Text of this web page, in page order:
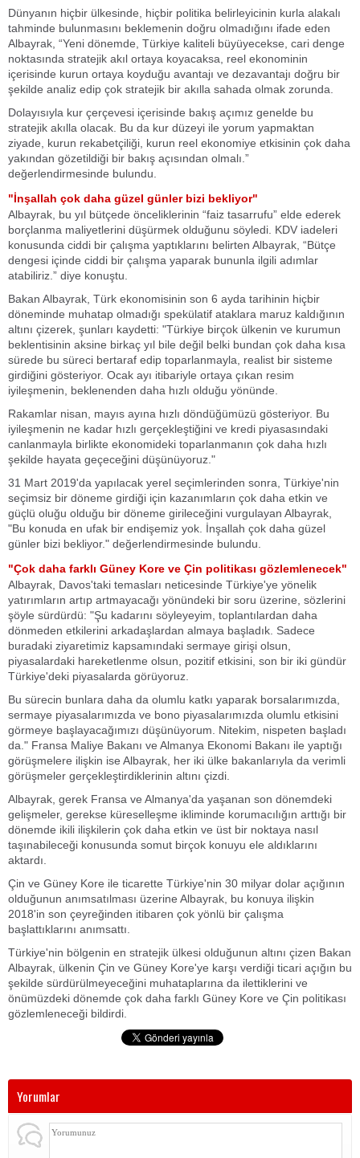
Dünyanın hiçbir ülkesinde, hiçbir politika belirleyicinin kurla alakalı
tahminde bulunmasını beklemenin doğru olmadığını ifade eden
Albayrak, “Yeni dönemde, Türkiye kaliteli büyüyecekse, cari denge
noktasında stratejik akıl ortaya koyacaksa, reel ekonominin
içerisinde kurun ortaya koyduğu avantajı ve dezavantajı doğru bir
şekilde analiz edip çok stratejik bir akılla sahada olmak zorunda.
Dolayısıyla kur çerçevesi içerisinde bakış açımız genelde bu
stratejik akılla olacak. Bu da kur düzeyi ile yorum yapmaktan
ziyade, kurun rekabetçiliği, kurun reel ekonomiye etkisinin çok daha
yakından gözetildiği bir bakış açısından olmalı.”
değerlendirmesinde bulundu.
"İnşallah çok daha güzel günler bizi bekliyor"
Albayrak, bu yıl bütçede önceliklerinin “faiz tasarrufu” elde ederek
borçlanma maliyetlerini düşürmek olduğunu söyledi. KDV iadeleri
konusunda ciddi bir çalışma yaptıklarını belirten Albayrak, “Bütçe
dengesi içinde ciddi bir çalışma yaparak bununla ilgili adımlar
atabiliriz.” diye konuştu.
Bakan Albayrak, Türk ekonomisinin son 6 ayda tarihinin hiçbir
döneminde muhatap olmadığı spekülatif ataklara maruz kaldığının
altını çizerek, şunları kaydetti: "Türkiye birçok ülkenin ve kurumun
beklentisinin aksine birkaç yıl bile değil belki bundan çok daha kısa
sürede bu süreci bertaraf edip toparlanmayla, realist bir sisteme
girdiğini gösteriyor. Ocak ayı itibariyle ortaya çıkan resim
iyileşmenin, beklenenden daha hızlı olduğu yönünde.
Rakamlar nisan, mayıs ayına hızlı döndüğümüzü gösteriyor. Bu
iyileşmenin ne kadar hızlı gerçekleştiğini ve kredi piyasasındaki
canlanmayla birlikte ekonomideki toparlanmanın çok daha hızlı
şekilde hayata geçeceğini düşünüyoruz."
31 Mart 2019'da yapılacak yerel seçimlerinden sonra, Türkiye'nin
seçimsiz bir döneme girdiği için kazanımların çok daha etkin ve
güçlü oluğu olduğu bir döneme girileceğini vurgulayan Albayrak,
"Bu konuda en ufak bir endişemiz yok. İnşallah çok daha güzel
günler bizi bekliyor." değerlendirmesinde bulundu.
"Çok daha farklı Güney Kore ve Çin politikası gözlemlenecek"
Albayrak, Davos'taki temasları neticesinde Türkiye'ye yönelik
yatırımların artıp artmayacağı yönündeki bir soru üzerine, sözlerini
şöyle sürdürdü: "Şu kadarını söyleyeyim, toplantılardan daha
dönmeden etkilerini arkadaşlardan almaya başladık. Sadece
buradaki ziyaretimiz kapsamındaki sermaye girişi olsun,
piyasalardaki hareketlenme olsun, pozitif etkisini, son bir iki gündür
Türkiye'deki piyasalarda görüyoruz.
Bu sürecin bunlara daha da olumlu katkı yaparak borsalarımızda,
sermaye piyasalarımızda ve bono piyasalarımızda olumlu etkisini
görmeye başlayacağımızı düşünüyorum. Nitekim, nispeten başladı
da." Fransa Maliye Bakanı ve Almanya Ekonomi Bakanı ile yaptığı
görüşmelere ilişkin ise Albayrak, her iki ülke bakanlarıyla da verimli
görüşmeler gerçekleştirdiklerinin altını çizdi.
Albayrak, gerek Fransa ve Almanya'da yaşanan son dönemdeki
gelişmeler, gerekse küreselleşme ikliminde korumacılığın arttığı bir
dönemde ikili ilişkilerin çok daha etkin ve üst bir noktaya nasıl
taşınabileceği konusunda somut birçok konuyu ele aldıklarını
aktardı.
Çin ve Güney Kore ile ticarette Türkiye'nin 30 milyar dolar açığının
olduğunun anımsatılması üzerine Albayrak, bu konuya ilişkin
2018'in son çeyreğinden itibaren çok yönlü bir çalışma
başlattıklarını anımsattı.
Türkiye'nin bölgenin en stratejik ülkesi olduğunun altını çizen Bakan
Albayrak, ülkenin Çin ve Güney Kore'ye karşı verdiği ticari açığın bu
şekilde sürdürülmeyeceğini muhataplarına da ilettiklerini ve
önümüzdeki dönemde çok daha farklı Güney Kore ve Çin politikası
gözlemleneceği bildirdi.
Yorumlar